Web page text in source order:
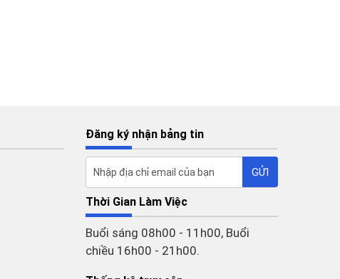
Đăng ký nhận bảng tin
Thời Gian Làm Việc
Buổi sáng 08h00 - 11h00, Buổi
chiều 16h00 - 21h00.